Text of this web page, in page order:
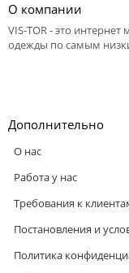
О компании
VIS-TOR - это
одежды по самым
Дополнительно
О нас
Работа у нас
Требования к
Постановления и
Политика